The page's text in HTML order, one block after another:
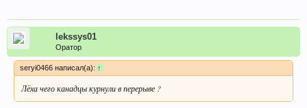
lekssys01
Оратор
seryi0466 написал(а):↑
Лёха чего канадцы курнули в перерыве ?